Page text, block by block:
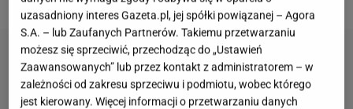
uzasadniony interes Gazeta.pl, jej spółki powiązanej – Agora
S.A. – lub Zaufanych Partnerów. Takiemu przetwarzaniu
możesz się sprzeciwić, przechodząc do „Ustawień
Zaawansowanych” lub przez kontakt z administratorem – w
zależności od zakresu sprzeciwu i podmiotu, wobec którego
jest kierowany. Więcej informacji o przetwarzaniu danych